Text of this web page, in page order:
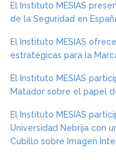
El Instituto MESIAS
de la Seguridad en
El Instituto MESIAS
estratégicas para la
El Instituto MESIAS
Matador sobre el papel
El Instituto MESIAS
Universidad Nebrija con
Cubillo sobre Imagen